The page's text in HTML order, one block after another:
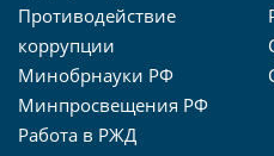
Противодействие
коррупции
Минобрнауки РФ
Минпросвещения РФ
Работа в РЖД